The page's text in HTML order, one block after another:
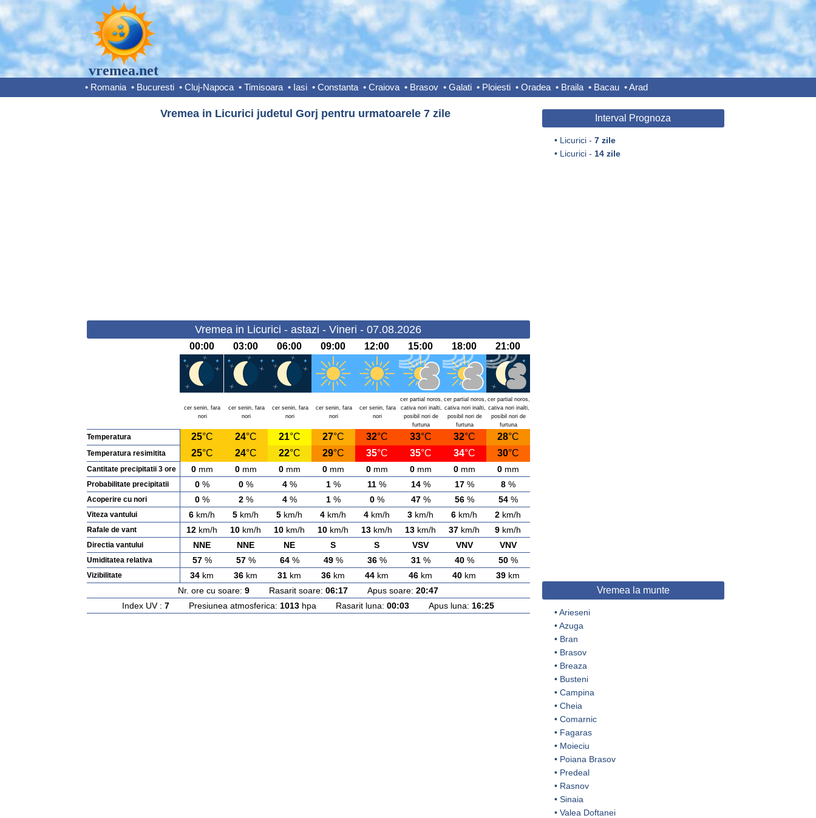
vremea.net
• Romania • Bucuresti • Cluj-Napoca • Timisoara • Iasi • Constanta • Craiova • Brasov • Galati • Ploiesti • Oradea • Braila • Bacau •Arad
Vremea in Licurici judetul Gorj pentru urmatoarele 7 zile
Vremea in Licurici - astazi - Vineri - 07.08.2026
00:00 03:00 06:00 09:00 12:00 15:00 18:00 21:00
cer senin, fara
nori
cer senin, fara
nori
cer senin, fara
nori
cer senin, fara
nori
cer senin, fara
nori
cer partial noros,
cativa nori inalti,
posibil nori de
furtuna
cer partial noros,
cativa nori inalti,
posibil nori de
furtuna
cer partial noros,
cativa nori inalti,
posibil nori de
furtuna
Temperatura 25°C 24°C 21°C 27°C 32°C 33°C 32°C 28°C
Temperatura resimitita 25°C 24°C 22°C 29°C 35°C 35°C 34°C 30°C
Cantitate precipitatii 3 ore 0mm 0mm 0mm 0mm 0mm 0mm 0mm 0mm
Probabilitate precipitatii 0% 0% 4% 1% 11 % 14% 17% 8%
Acoperire cu nori 0% 2% 4% 1% 0% 47% 56% 54%
Viteza vantului 6 km/h 5 km/h 5 km/h 4 km/h 4 km/h 3 km/h 6 km/h 2 km/h
Rafale de vant 12 km/h 10 km/h 10 km/h 10 km/h 13 km/h 13 km/h 37 km/h 9 km/h
Directia vantului NNE NNE NE S S VSV VNV VNV
Umiditatea relativa 57% 57% 64% 49% 36% 31% 40% 50%
Vizibilitate 34 km 36 km 31 km 36 km 44 km 46 km 40 km 39 km
Nr. ore cu soare: 9 Rasarit soare: 06:17 Apus soare: 20:47
Index UV : 7 Presiunea atmosferica: 1013 hpa Rasarit luna: 00:03 Apus luna: 16:25
Interval Prognoza
• Licurici - 7 zile
• Licurici - 14 zile
Vremea la munte
•Arieseni
•Azuga
• Bran
• Brasov
• Breaza
• Busteni
• Campina
• Cheia
• Comarnic
• Fagaras
• Moieciu
• Poiana Brasov
• Predeal
• Rasnov
• Sinaia
• Valea Doftanei